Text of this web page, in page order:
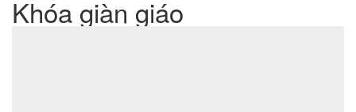
Khóa giàn giáo